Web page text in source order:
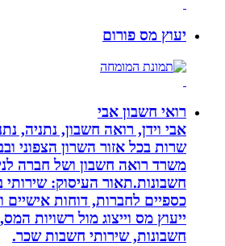
יעוץ מס פורום
רואי חשבון אבי
אבי וידן, רואה חשבון, נתניה, נתניה
שרות בכל אזור השרון הצפוני ובבני
משרד רואה חשבון ושל חברה לניהול
חשבונות.תאור העיסוק: שירותי
כספיים לחברות, דוחות אישיים
ייעוץ מס וייצוג מול רשויות המס,
חשבונות, שירותי חשבות שכר.